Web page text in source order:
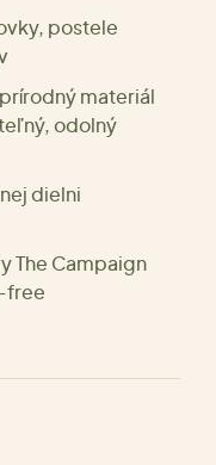
postele
materiál
odolný
dielni
The Campaign
free